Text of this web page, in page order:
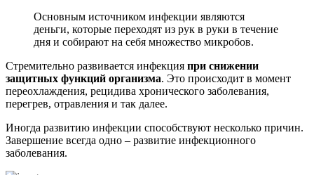
Основным источником инфекции являются
деньги, которые переходят из рук в руки в течение
дня и собирают на себя множество микробов.
Стремительно развивается инфекция при снижении
защитных функций организма. Это происходит в момент
переохлаждения, рецидива хронического заболевания,
перегрев, отравления и так далее.
Иногда развитию инфекции способствуют несколько причин.
Завершение всегда одно – развитие инфекционного
заболевания.